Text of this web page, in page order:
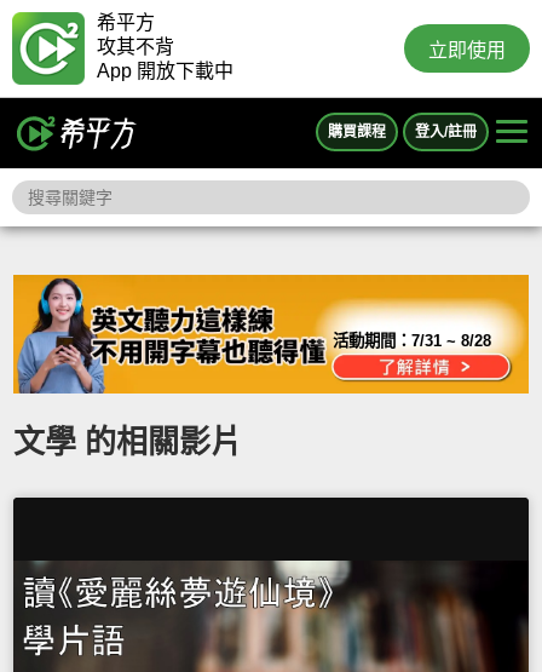
希平方
攻其不背
App 開放下載中
立即使用
購買課程 登入/註冊
活動期間：7/31 ~ 8/28
文學 的相關影片